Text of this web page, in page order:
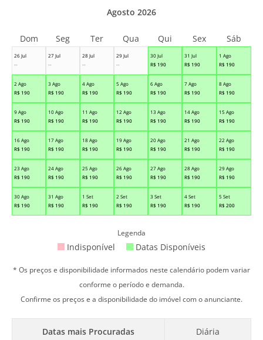
26 Jul
--
27 Jul
--
28 Jul
--
29 Jul
--
30 Jul
R$ 190
31 Jul
R$ 190
1 Ago
R$ 190
2 Ago
R$ 190
3 Ago
R$ 190
4 Ago
R$ 190
5 Ago
R$ 190
6 Ago
R$ 190
7 Ago
R$ 190
8 Ago
R$ 190
9 Ago
R$ 190
10 Ago
R$ 190
11 Ago
R$ 190
12 Ago
R$ 190
13 Ago
R$ 190
14 Ago
R$ 190
15 Ago
R$ 190
16 Ago
R$ 190
17 Ago
R$ 190
18 Ago
R$ 190
19 Ago
R$ 190
20 Ago
R$ 190
21 Ago
R$ 190
22 Ago
R$ 190
23 Ago
R$ 190
24 Ago
R$ 190
25 Ago
R$ 190
26 Ago
R$ 190
27 Ago
R$ 190
28 Ago
R$ 190
29 Ago
R$ 190
30 Ago
R$ 190
31 Ago
R$ 190
1 Set
R$ 190
2 Set
R$ 190
3 Set
R$ 190
4 Set
R$ 190
5 Set
R$ 200
Agosto 2026
Dom Seg Ter Qua Qui Sex Sáb
Legenda
Indisponível Datas Disponíveis
* Os preços e disponibilidade informados neste calendário podem variar
conforme o período e demanda.
Confirme os preços e a disponibilidade do imóvel com o anunciante.
Datas mais Procuradas Diária